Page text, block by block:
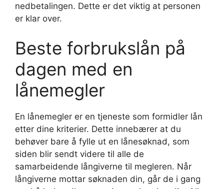
nedbetalingen. Dette er det viktig at personen
er klar over.
Beste forbrukslån på
dagen med en
lånemegler
En lånemegler er en tjeneste som formidler lån
etter dine kriterier. Dette innebærer at du
behøver bare å fylle ut en lånesøknad, som
siden blir sendt videre til alle de
samarbeidende långiverne til megleren. Når
långiverne mottar søknaden din, går de i gang